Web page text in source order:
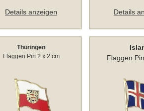
Details anzeigen Details
Thüringen
Flaggen Pin 2 x 2 cm
Flaggen